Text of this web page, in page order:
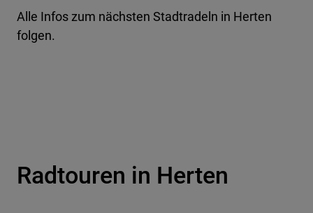
Alle Infos zum nächsten Stadtradeln in Herten
folgen.
Radtouren in Herten